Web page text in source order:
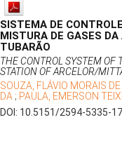
SISTEMA DE
MISTURA DE GASES
TUBARÃO
THE CONTROL SYSTEM OF
STATION OF ARCELOR/
SOUZA, FLÁVIO MORAIS DE
DA ; PAULA, EMERSON
DOI: 10.5151/2594-5335-